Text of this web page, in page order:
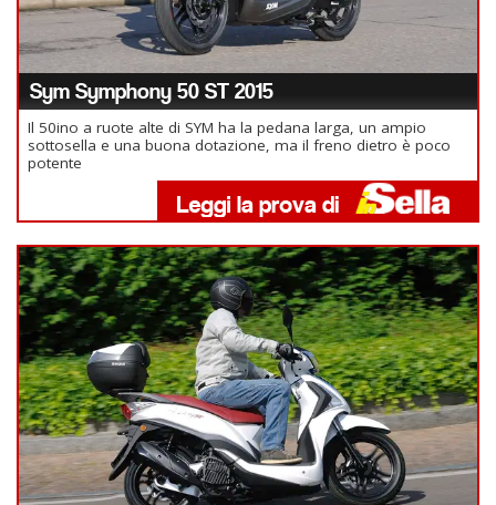
Sym Symphony 50 ST 2015
Il 50ino a ruote alte di SYM ha la pedana larga, un ampio
sottosella e una buona dotazione, ma il freno dietro è poco
potente